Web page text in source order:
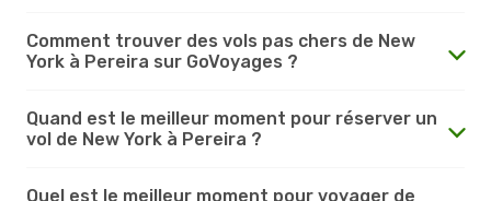
Comment trouver des vols pas chers de New
York à Pereira sur GoVoyages ?
Quand est le meilleur moment pour réserver un
vol de New York à Pereira ?
Quel est le meilleur moment pour voyager de